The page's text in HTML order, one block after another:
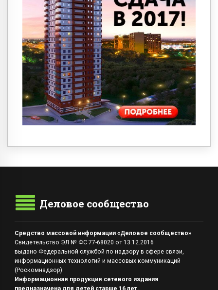
Деловое сообщество
Средство массовой информации «Деловое сообщество»
Свидетельство ЭЛ № ФС 77-68020 от 13.12.2016
выдано Федеральной службой по надзору в сфере связи,
информационных технологий и массовых коммуникаций
(Роскомнадзор)
Информационная продукция сетевого издания
предназначена для детей старше 16 лет.